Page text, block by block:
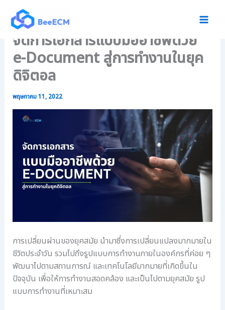
contentจัดการเอกสารแบบมืออาชีพด้วย
e-Document สู่การทำงานในยุค
ดิจิตอล
พฤษภาคม 11, 2022
การเปลี่ยนผ่านของยุคสมัย นำมาซึ่งการเปลี่ยนแปลงมากมายใน
ชีวิตประจำวัน รวมไปถึงรูปแบบการทำงานภายในองค์กรที่ค่อย ๆ
พัฒนาไปตามสถานการณ์ และเทคโนโลยีมากมายที่เกิดขึ้นใน
ปัจจุบัน เพื่อให้การทำงานสอดคล้อง และเป็นไปตามยุคสมัย รูป
แบบการทำงานที่เหมาะสม
ใ
ช้
เ
ท
ค
โ
น
ล
ยี
จั
เ
ก็
บ
เ
อ
ช่
ว
ย
ล
ด
ต้
ป
ร
แ
ก
ม
ด
ก
เ
อ
ก
ส
า
ว
ก
า
ร
ย
เ
ริ่
ม
ต้
น
เ
ป็
อ
ง
ค์
ร
ไ
ร้
ก
ร
ด้
ว
ย
โ
ป
ร